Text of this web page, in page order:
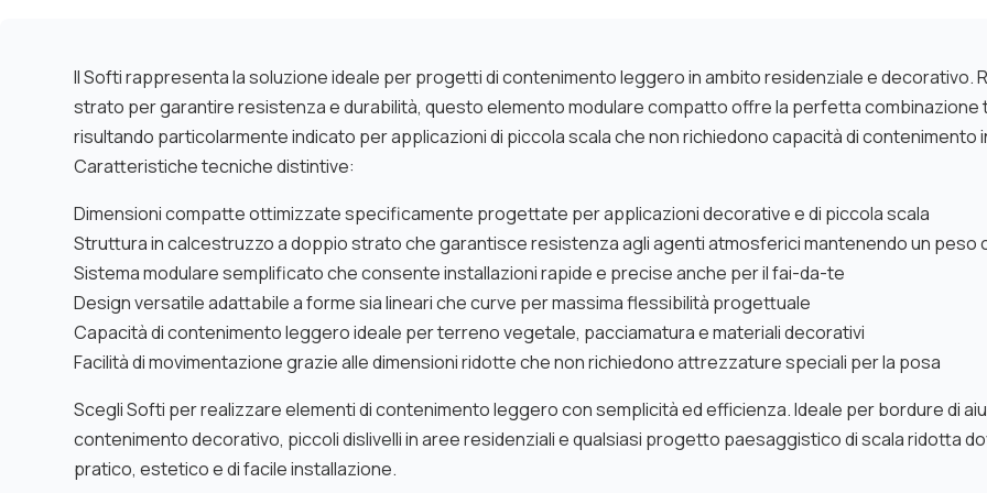
Il Softi rappresenta la soluzione ideale per progetti di contenimento leggero in ambito residenziale e decorativo.
strato per garantire resistenza e durabilità, questo elemento modulare compatto offre la perfetta combinazione
risultando particolarmente indicato per applicazioni di piccola scala che non richiedono capacità di contenimento
Caratteristiche tecniche distintive:
Dimensioni compatte ottimizzate specificamente progettate per applicazioni decorative e di piccola scala
Struttura in calcestruzzo a doppio strato che garantisce resistenza agli agenti atmosferici mantenendo un peso
Sistema modulare semplificato che consente installazioni rapide e precise anche per il fai-da-te
Design versatile adattabile a forme sia lineari che curve per massima flessibilità progettuale
Capacità di contenimento leggero ideale per terreno vegetale, pacciamatura e materiali decorativi
Facilità di movimentazione grazie alle dimensioni ridotte che non richiedono attrezzature speciali per la posa
Scegli Softi per realizzare elementi di contenimento leggero con semplicità ed efficienza. Ideale per bordure di
contenimento decorativo, piccoli dislivelli in aree residenziali e qualsiasi progetto paesaggistico di scala ridotta
pratico, estetico e di facile installazione.